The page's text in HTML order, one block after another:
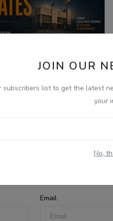
JOIN OUR
subscribers list to get the latest
your
No,
Gurbani Telecast Di...
Email